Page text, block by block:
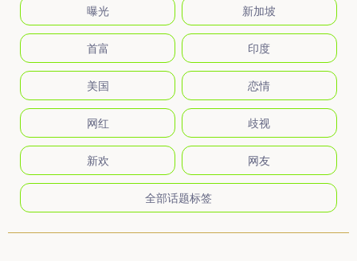
曝光 新加坡
首富 印度
美国 恋情
网红 歧视
新欢 网友
全部话题标签